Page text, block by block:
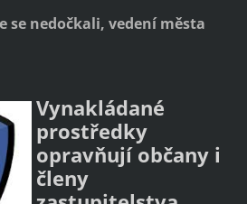
se nedočkali, vedení města
Vynakládané
prostředky
opravňují občany i
členy